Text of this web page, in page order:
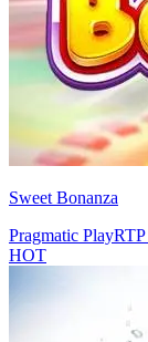
Sweet Bonanza
Pragmatic PlayRTP
HOT